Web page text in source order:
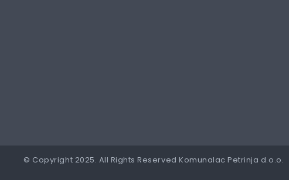
© Copyright 2025. All Rights Reserved Komunalac Petrinja d.o.o.